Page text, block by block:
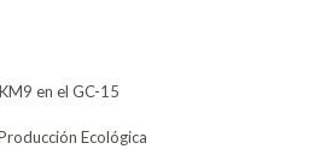
en el GC-15
Ecológica